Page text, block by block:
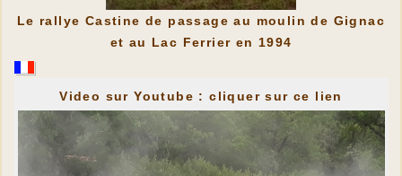
Le rallye Castine de passage au moulin de Gignac
et au Lac Ferrier en 1994
Video sur Youtube : cliquer sur ce lien